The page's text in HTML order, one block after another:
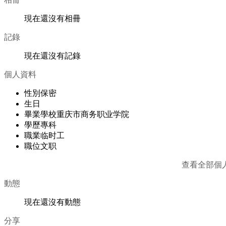
現在還沒有相冊
記錄
現在還沒有記錄
個人資料
性別 保密
生日
畢業學校重庆市商务职业学院
學歷專科
職業临时工
職位文职
查看全部個
動態
現在還沒有動態
分享